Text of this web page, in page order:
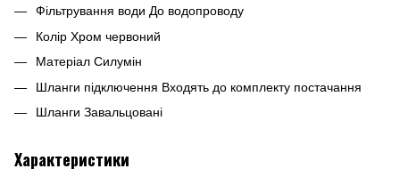
Фільтрування води До водопроводу
Колір Хром червоний
Матеріал Силумін
Шланги підключення Входять до комплекту постачання
Шланги Завальцовані
Характеристики